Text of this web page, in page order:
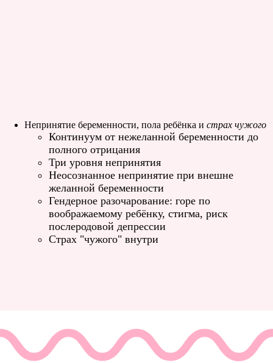
Непринятие беременности, пола ребёнка и страх чужого
Континуум от нежеланной беременности до
полного отрицания
Три уровня непринятия
Неосознанное непринятие при внешне
желанной беременности
Гендерное разочарование: горе по
воображаемому ребёнку, стигма, риск
послеродовой депрессии
Страх "чужого" внутри